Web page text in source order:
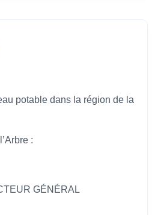
potable dans la région de la
:
GÉNÉRAL